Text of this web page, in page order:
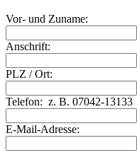
Vor- und Zuname:
Anschrift:
PLZ /Ort:
Telefon: z. B. 07042-13133
E-Mail-Adresse: